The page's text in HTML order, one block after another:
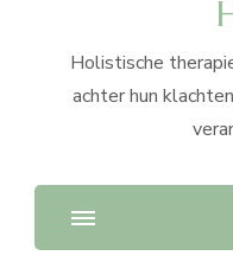
Holistische
achter hun